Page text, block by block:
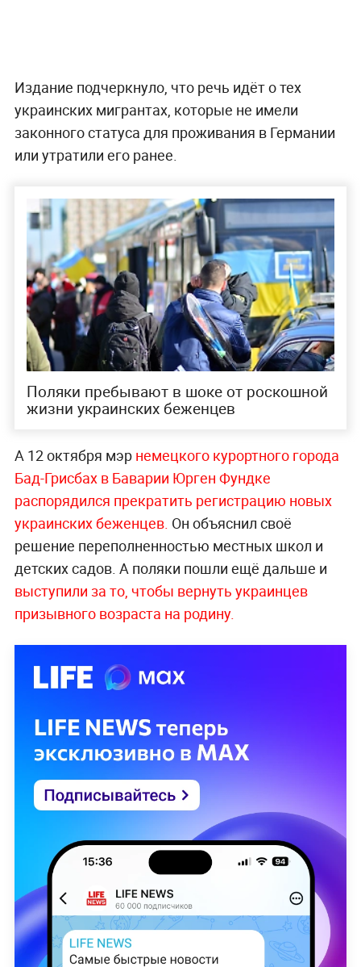
Издание подчеркнуло, что речь идёт о тех
украинских мигрантах, которые не имели
законного статуса для проживания в Германии
или утратили его ранее.
Поляки пребывают в шоке от роскошной
жизни украинских беженцев
А 12 октября мэр немецкого курортного города
Бад-Грисбах в Баварии Юрген Фундке
распорядился прекратить регистрацию новых
украинских беженцев. Он объяснил своё
решение переполненностью местных школ и
детских садов. А поляки пошли ещё дальше и
выступили за то, чтобы вернуть украинцев
призывного возраста на родину.